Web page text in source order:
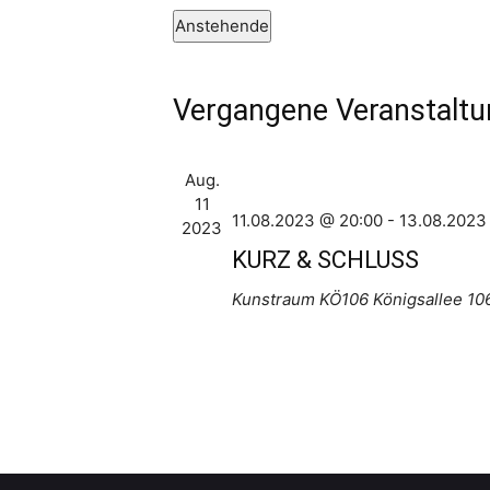
Anstehende
Vergangene
Aug.
11
2023 11.08.2023 @ 20:00- 13.08.2023
KURZ & SCHLUSS
Kunstraum KÖ106 Königsallee